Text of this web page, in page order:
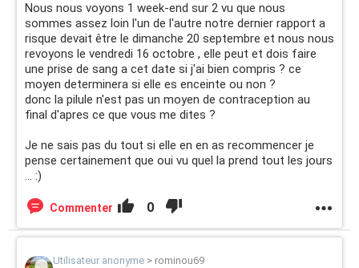
Nous nous voyons 1 week-end sur 2 vu que nous
sommes assez loin l'un de l'autre notre dernier rapport a
risque devait être le dimanche 20 septembre et nous nous
revoyons le vendredi 16 octobre , elle peut et dois faire
une prise de sang a cet date si j'ai bien compris ? ce
moyen determinera si elle es enceinte ou non ?
donc la pilule n'est pas un moyen de contraception au
final d'apres ce que vous me dites ?
Je ne sais pas du tout si elle en en as recommencer je
pense certainement que oui vu quel la prend tout les jours
... :)
Commenter 0
Utilisateur anonyme > rominou69